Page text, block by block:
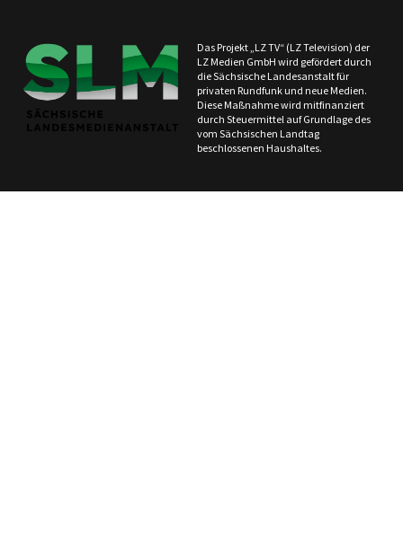
Das Projekt „LZ TV“ (LZ Television) der
LZ Medien GmbH wird gefördert durch
die Sächsische Landesanstalt für
privaten Rundfunk und neue Medien.
Diese Maßnahme wird mitfinanziert
durch Steuermittel auf Grundlage des
vom Sächsischen Landtag
beschlossenen Haushaltes.